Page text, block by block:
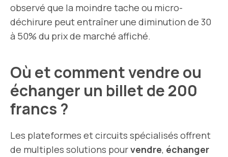
observé que la moindre tache ou micro-
déchirure peut entraîner une diminution de 30
à 50% du prix de marché affiché.
Où et comment vendre ou
échanger un billet de 200
francs ?
Les plateformes et circuits spécialisés offrent
de multiples solutions pourvendre, échanger